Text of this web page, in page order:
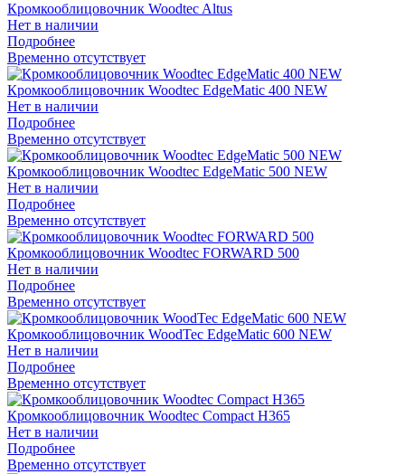
Кромкооблицовочник Woodtec Altus
Нет в наличии
Подробнее
Временно отсутствует
Кромкооблицовочник Woodtec EdgeMatic 400 NEW
Нет в наличии
Подробнее
Временно отсутствует
Кромкооблицовочник Woodtec EdgeMatic 500 NEW
Нет в наличии
Подробнее
Временно отсутствует
Кромкооблицовочник Woodtec FORWARD 500
Нет в наличии
Подробнее
Временно отсутствует
Кромкооблицовочник WoodTec EdgeMatic 600 NEW
Нет в наличии
Подробнее
Временно отсутствует
Кромкооблицовочник Woodtec Compact Н365
Нет в наличии
Подробнее
Временно отсутствует